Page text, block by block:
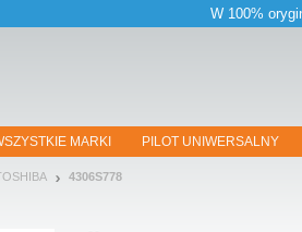
W 100%
MARKI PILOT UNIWERSALNY
4306S778